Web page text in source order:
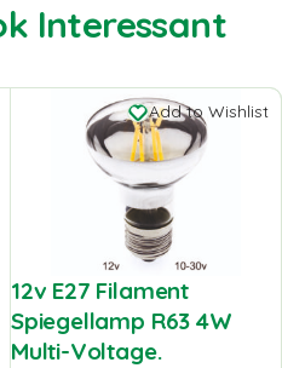
Interessant
Add to Wishlist
12v E27 Filament
Spiegellamp R63 4W
Multi-Voltage.